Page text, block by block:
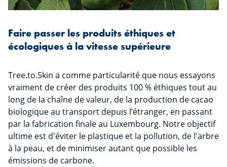
Faire passer les produits éthiques et
écologiques à la vitesse supérieure
Tree.to.Skin a comme particularité que nous essayons
vraiment de créer des produits 100 % éthiques tout au
long de la chaîne de valeur, de la production de cacao
biologique au transport depuis l’étranger, en passant
par la fabrication finale au Luxembourg. Notre objectif
ultime est d'éviter le plastique et la pollution, de l'arbre
à la peau, et de minimiser autant que possible les
émissions de carbone.